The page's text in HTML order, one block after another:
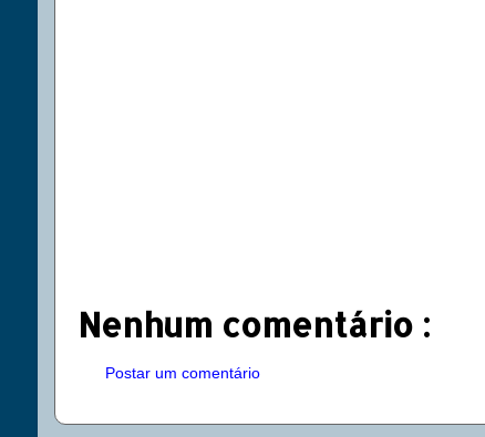
Nenhum comentário :
Postar um comentário